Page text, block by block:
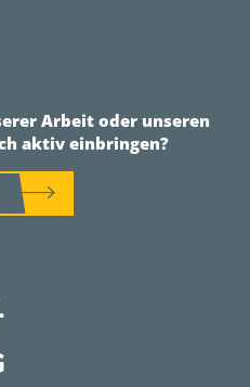
Arbeit oder unseren
aktiv einbringen?